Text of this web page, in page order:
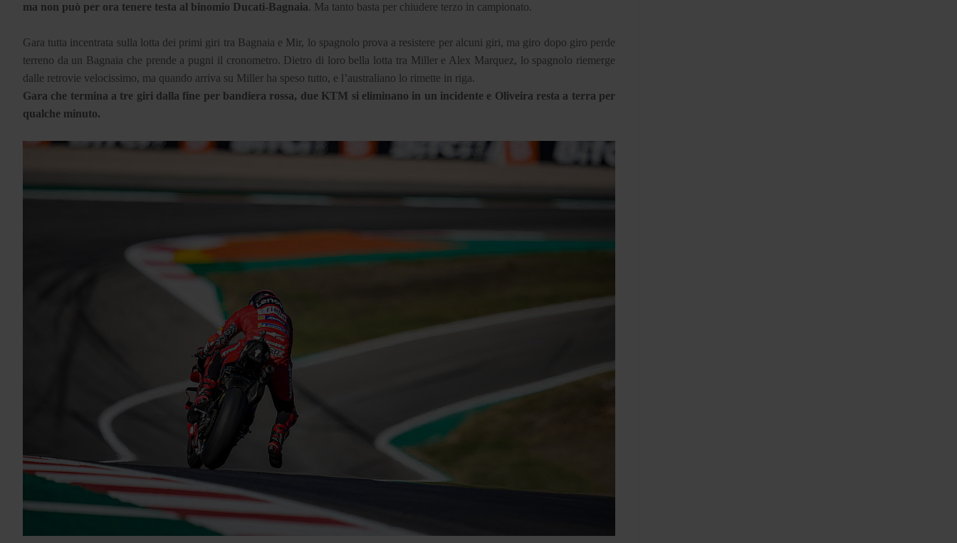
ma non può per ora tenere testa al binomio Ducati-Bagnaia. Ma tanto basta per chiudere terzo in campionato.
Gara tutta incentrata sulla lotta dei primi giri tra Bagnaia e Mir, lo spagnolo prova a resistere per alcuni giri, ma giro dopo giro perde
terreno da un Bagnaia che prende a pugni il cronometro. Dietro di loro bella lotta tra Miller e Alex Marquez, lo spagnolo riemerge
dalle retrovie velocissimo, ma quando arriva su Miller ha speso tutto, e l’australiano lo rimette in riga.
Gara che termina a tre giri dalla fine per bandiera rossa, due KTM si eliminano in un incidente e Oliveira resta a terra per
qualche minuto.